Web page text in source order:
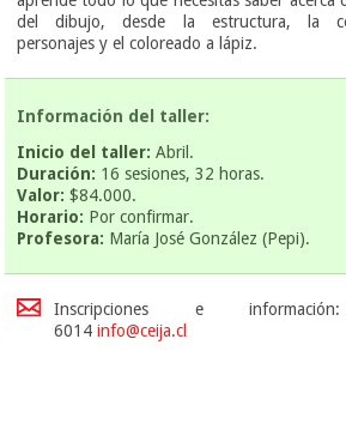
del dibujo, desde la estructura, la
personajes y el coloreado a lápiz.
Información del taller:
Inicio del taller: Abril.
Duración: 16 sesiones, 32 horas.
Valor: $84.000.
Horario: Por confirmar.
Profesora: María José González (Pepi).
Inscripciones e
6014 info@ceija.cl